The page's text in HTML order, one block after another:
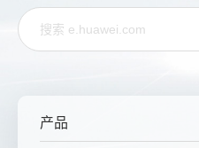
产品